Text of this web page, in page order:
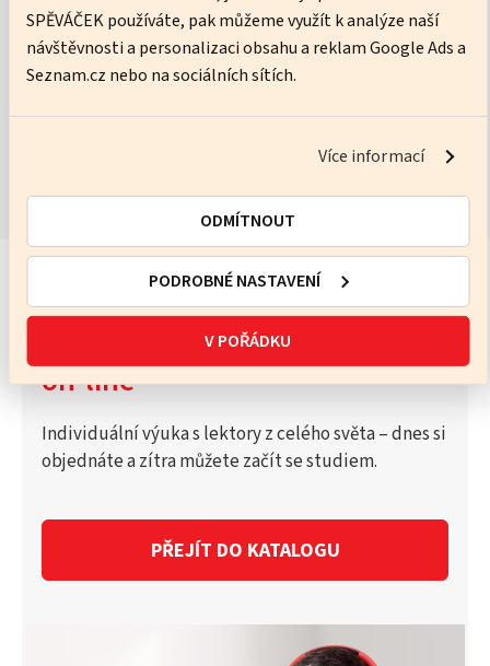
SPĚVÁČEK používáte, pak můžeme využít k analýze naší
návštěvnosti a personalizaci obsahu a reklam Google Ads a
Seznam.cz nebo na sociálních sítích.
Více informací
V POŘÁDKU
PODROBNÉ NASTAVENÍ
ODMÍTNOUT
No pressure, just practice – I’ll help you get better every lesson.
ZOBRAZIT KURZY
Vyzkoušejte Katalog lektorů
on-line
Individuální výuka s lektory z celého světa – dnes si
objednáte a zítra můžete začít se studiem.
PŘEJÍT DO KATALOGU